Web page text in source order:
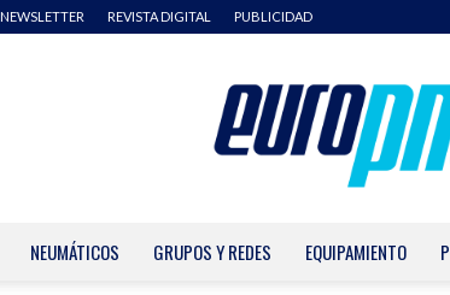
NEWSLETTER REVISTA DIGITAL PUBLICIDAD
NEUMÁTICOS GRUPOS Y REDES EQUIPAMIENTO